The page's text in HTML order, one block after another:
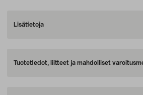
Lisätietoja
Tuotetiedot, liitteet ja mahdolliset